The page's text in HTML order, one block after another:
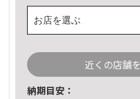
お店を選ぶ
近くの店舗
納期目安：